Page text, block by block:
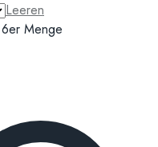
Leeren
6er Menge